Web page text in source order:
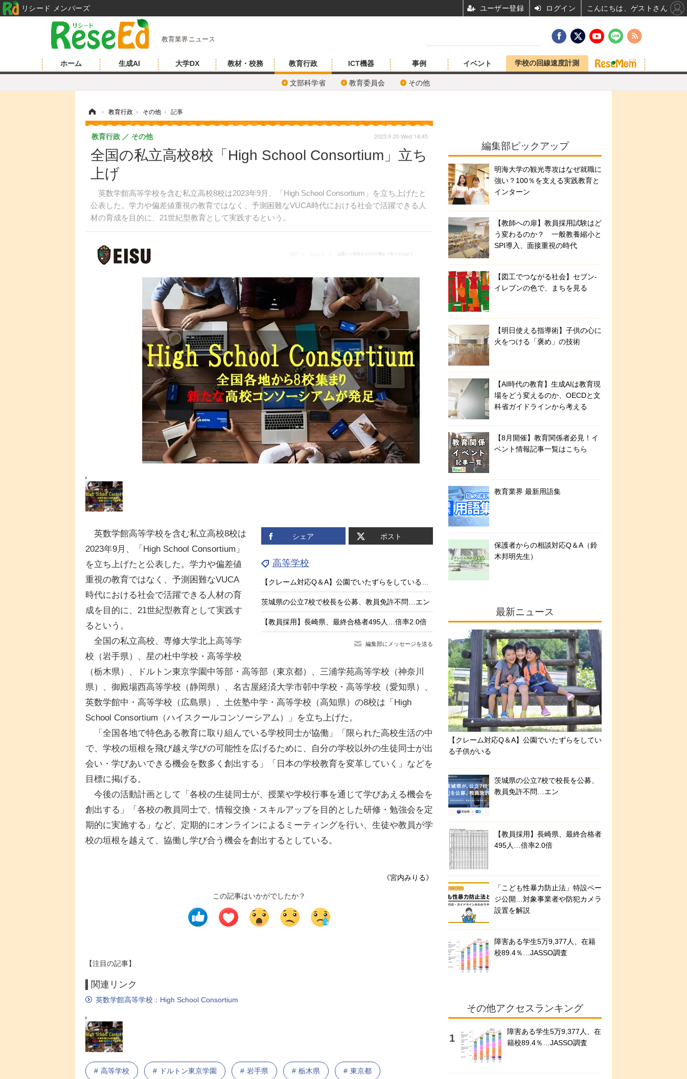
教育業界ニュース
ホーム 生成AI 大学DX 教材・校務 教育行政
文部科学省 教育委員会 その他
ICT機器 事例 イベント 学校の回線速度計測
› 教育行政 › その他 › 記事
全国の私立高校8校「High School Consortium」立ち
上げ
英数学館高等学校を含む私立高校8校は2023年9月、「High School Consortium」を立ち上げたと
公表した。学力や偏差値重視の教育ではなく、予測困難なVUCA時代における社会で活躍できる人
材の育成を目的に、21世紀型教育として実践するという。
教育行政 その他 2023.9.20 Wed 16:45
シェア ポスト
高等学校
【クレーム対応Q＆A】公園でいたずらをしている子供がいる
茨城県の公立7校で校長を公募、教員免許不問…エン
【教員採用】長崎県、最終合格者495人…倍率2.0倍
編集部にメッセージを送る
英数学館高等学校を含む私立高校8校は
2023年9月、「High School Consortium」
を立ち上げたと公表した。学力や偏差値
重視の教育ではなく、予測困難なVUCA
時代における社会で活躍できる人材の育
成を目的に、21世紀型教育として実践す
るという。
全国の私立高校、専修大学北上高等学
校（岩手県）、星の杜中学校・高等学校
（栃木県）、ドルトン東京学園中等部・高等部（東京都）、三浦学苑高等学校（神奈川
県）、御殿場西高等学校（静岡県）、名古屋経済大学市邨中学校・高等学校（愛知県）、
英数学館中・高等学校（広島県）、土佐塾中学・高等学校（高知県）の8校は「High
School Consortium（ハイスクールコンソーシアム）」を立ち上げた。
「全国各地で特色ある教育に取り組んでいる学校同士が協働」「限られた高校生活の中
で、学校の垣根を飛び越え学びの可能性を広げるために、自分の学校以外の生徒同士が出
会い・学びあいできる機会を数多く創出する」「日本の学校教育を変革していく」などを
目標に掲げる。
今後の活動計画として「各校の生徒同士が、授業や学校行事を通じて学びあえる機会を
創出する」「各校の教員同士で、情報交換・スキルアップを目的とした研修・勉強会を定
期的に実施する」など、定期的にオンラインによるミーティングを行い、生徒や教員が学
校の垣根を越えて、協働し学び合う機会を創出するとしている。
《宮内みりる》
この記事はいかがでしたか？
【注目の記事】
関連リンク
英数学館高等学校：High School Consortium
高等学校 ドルトン東京学園 岩手県 栃木県 東京都
編集部ピックアップ
明海大学の観光専攻はなぜ就職に
強い？100％を支える実践教育と
インターン
【教師への扉】教員採用試験はど
う変わるのか？ 一般教養縮小と
SPI導入、面接重視の時代
【図工でつながる社会】セブン‐
イレブンの色で、まちを見る
【明日使える指導術】子供の心に
火をつける「褒め」の技術
【AI時代の教育】生成AIは教育現
場をどう変えるのか、OECDと文
科省ガイドラインから考える
【8月開催】教育関係者必見！イ
ベント情報記事一覧はこちら
教育業界 最新用語集
保護者からの相談対応Q＆A（鈴
木邦明先生）
最新ニュース
【クレーム対応Q＆A】公園でいたずらをしてい
る子供がいる
茨城県の公立7校で校長を公募、
教員免許不問…エン
【教員採用】長崎県、最終合格者
495人…倍率2.0倍
「こども性暴力防止法」特設ペー
ジ公開…対象事業者や防犯カメラ
設置を解説
障害ある学生5万9,377人、在籍
校89.4％…JASSO調査
その他アクセスランキング
障害ある学生5万9,377人、在
籍校89.4％…JASSO調査
リシード メンバーズ ユーザー登録 ログイン こんにちは、ゲストさん